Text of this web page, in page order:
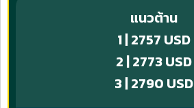
แนวต้าน
1 | 2757 USD
2 | 2773 USD
3 | 2790 USD